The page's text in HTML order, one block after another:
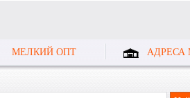
МЕЛКИЙ ОПТ АДРЕСА